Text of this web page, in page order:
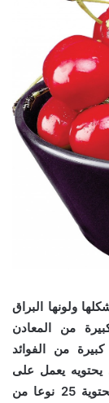
ولونها البراق
من المعادن
من الفوائد
يحتويه يعمل على
تنشيط الكلى وعند تناول كأس منه تعادل ما يحتوية 25 نوعا من